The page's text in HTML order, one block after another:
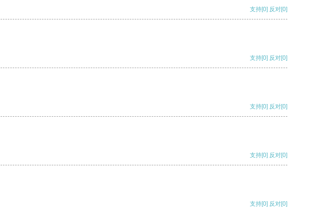
支持[0] 反对[0]
支持[0] 反对[0]
支持[0] 反对[0]
支持[0] 反对[0]
支持[0] 反对[0]